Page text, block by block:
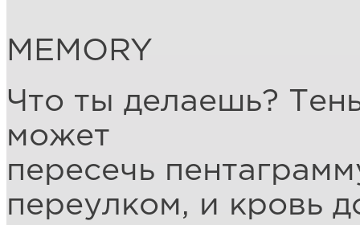
MEMORY
Что ты делаешь?
может
пересечь
переулком, и кровь